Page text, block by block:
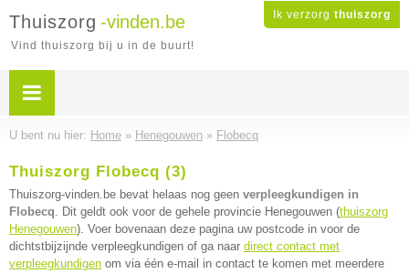
Ik verzorg thuiszorg
Thuiszorg -vinden.be
Vind thuiszorg bij u in de buurt!
U bent nu hier: Home » Henegouwen » Flobecq
Thuiszorg Flobecq (3)
Thuiszorg-vinden.be bevat helaas nog geen verpleegkundigen in
Flobecq. Dit geldt ook voor de gehele provincie Henegouwen (thuiszorg
Henegouwen). Voer bovenaan deze pagina uw postcode in voor de
dichtstbijzijnde verpleegkundigen of ga naar direct contact met
verpleegkundigen om via één e-mail in contact te komen met meerdere